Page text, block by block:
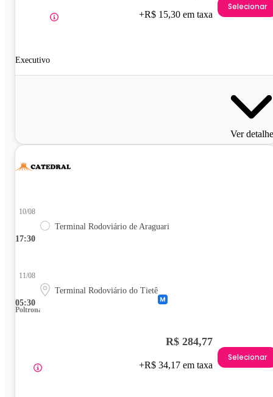
Executivo
+R$ 15,30 em taxa
Selecionar
Ver
17:30
10/08
Terminal Rodoviário de Araguari
05:30
11/08
Terminal Rodoviário do Tietê
Poltrona
R$ 284,77
+R$ 34,17 em taxa
Selecionar